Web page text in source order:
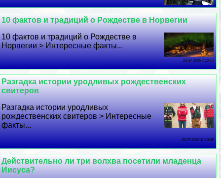
10 фактов и традиций о Рождестве в Норвегии
10 фактов и традиций о Рождестве в
Норвегии > Интересные факты...
23 07 2026 7:10:17
Разгадка истории уpoдливых рождественских
свитеров
Разгадка истории уpoдливых
рождественских свитеров > Интересные
факты...
22 07 2026 11:13:42
Действительно ли три волхва посетили младенца
Иисуса?